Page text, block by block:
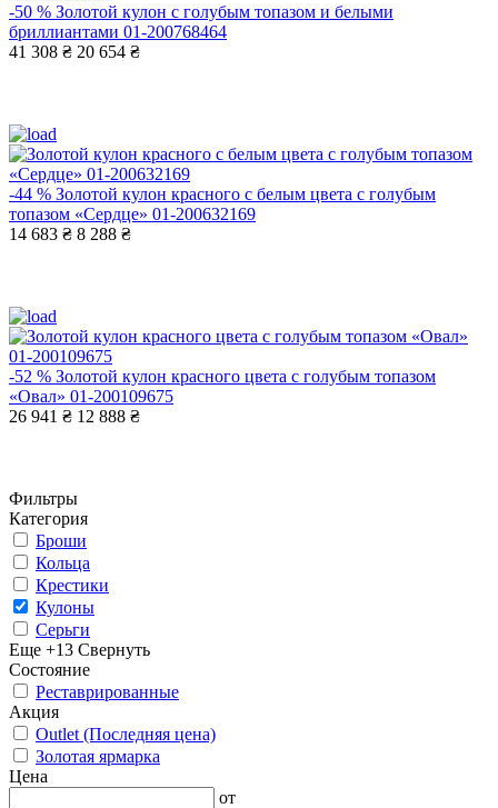
-50 % Золотой кулон с голубым топазом и белыми
бриллиантами 01-200768464
41 308 ₴ 20 654 ₴
-44 % Золотой кулон красного с белым цвета с голубым
топазом «Сердце» 01-200632169
14 683 ₴ 8 288 ₴
-52 % Золотой кулон красного цвета с голубым топазом
«Овал» 01-200109675
26 941 ₴ 12 888 ₴
Фильтры
Категория
Броши
Кольца
Крестики
Кулоны
Серьги
Еще +13 Свернуть
Состояние
Реставрированные
Акция
Outlet (Последняя цена)
Золотая ярмарка
Цена
от